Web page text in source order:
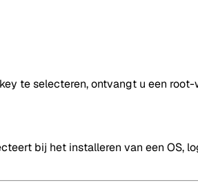
te selecteren, ontvangt u een
bij het installeren van een OS,